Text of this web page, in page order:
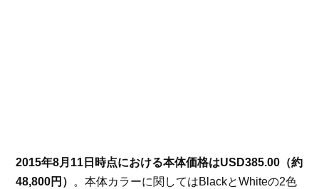
2015年8月11日時点における本体価格はUSD385.00（約
48,800円） 。本体カラーに関してはBlackとWhiteの2色